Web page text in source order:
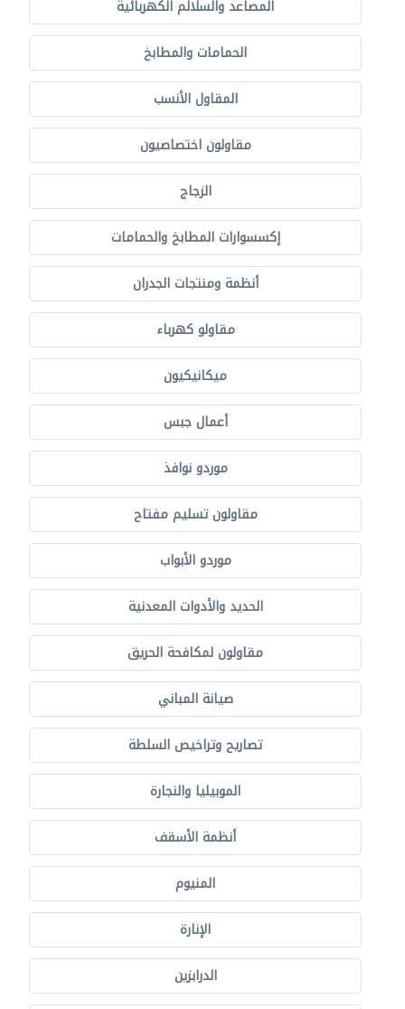
المصاعد والسلالم الكهربائية
الحمامات والمطابخ
المقاول الأنسب
مقاولون اختصاصيون
الزجاج
إكسسوارات المطابخ والحمامات
أنظمة ومنتجات الجدران
مقاولو كهرباء
ميكانيكيون
أعمال جبس
موردو نوافذ
مقاولون تسليم مفتاح
موردو الأبواب
الحديد والأدوات المعدنية
مقاولون لمكافحة الحريق
صيانة المباني
تصاريح وتراخيص السلطة
الموبيليا والنجارة
أنظمة الأسقف
المنيوم
الإنارة
الدرابزين